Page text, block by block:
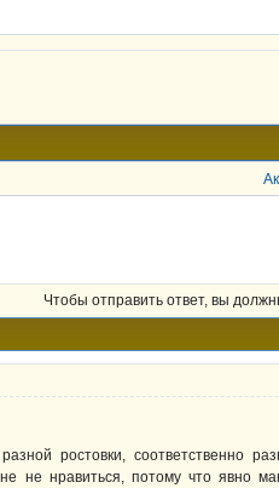
Чтобы отправить ответ, вы
ростовки, соответственно
не нравиться, потому что явно